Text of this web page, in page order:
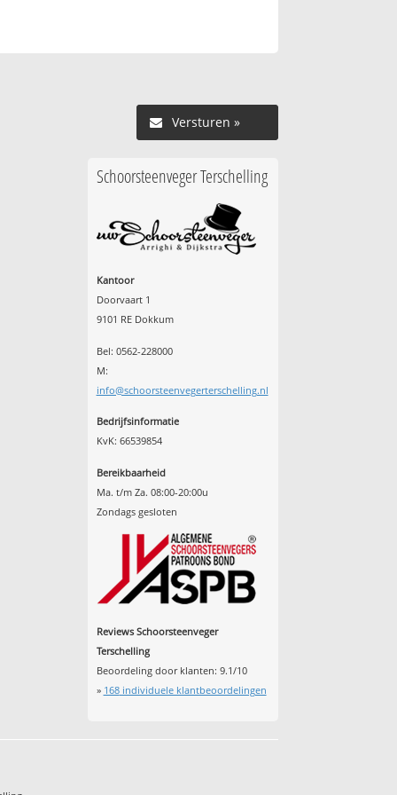
Versturen »
Schoorsteenveger Terschelling
Kantoor
Doorvaart 1
9101 RE Dokkum
Bel: 0562-228000
M:
info@schoorsteenvegerterschelling.nl
Bedrijfsinformatie
KvK: 66539854
Bereikbaarheid
Ma. t/m Za. 08:00-20:00u
Zondags gesloten
Reviews Schoorsteenveger
Terschelling
Beoordeling door klanten: 9.1/10
» 168individuele klantbeoordelingen